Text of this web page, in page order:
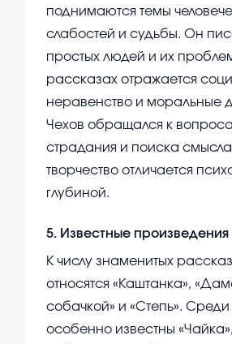
поднимаются темы
слабостей и судьбы. Он
простых людей и их
рассказах отражается
неравенство и моральные
Чехов обращался к
страдания и поиска смысла
творчество отличается
глубиной.
5. Известные произведения
К числу знаменитых
относятся «Каштанка»,
собачкой» и «Степь». Среди
особенно известны